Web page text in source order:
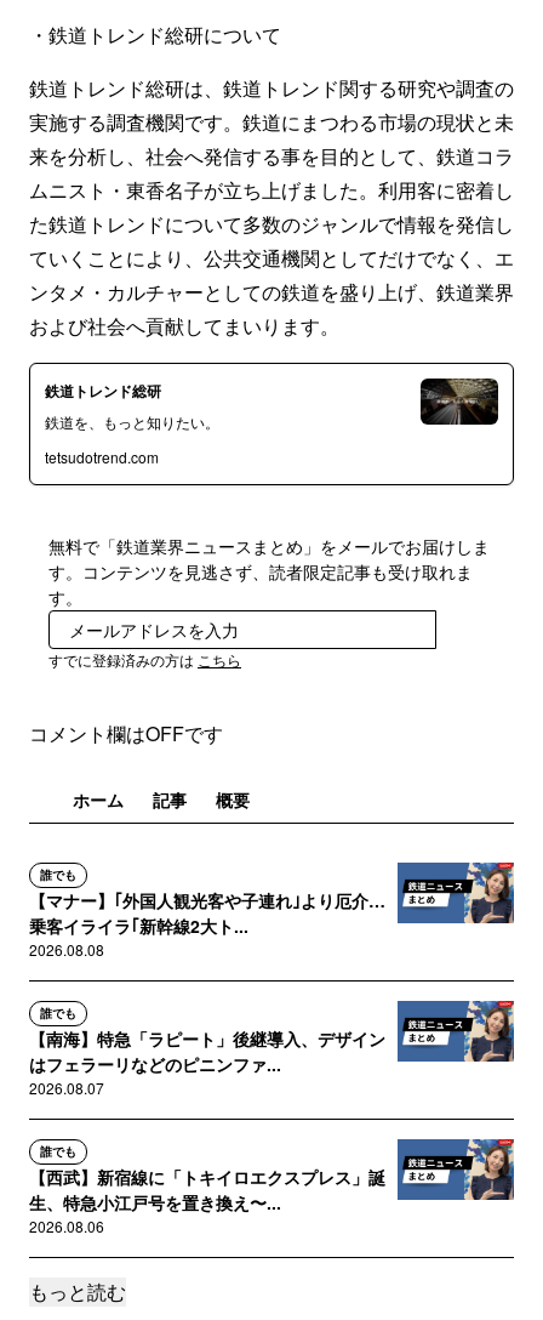
・鉄道トレンド総研について
鉄道トレンド総研は、鉄道トレンド関する研究や調査の
実施する調査機関です。鉄道にまつわる市場の現状と未
来を分析し、社会へ発信する事を目的として、鉄道コラ
ムニスト・東香名子が立ち上げました。利用客に密着し
た鉄道トレンドについて多数のジャンルで情報を発信し
ていくことにより、公共交通機関としてだけでなく、エ
ンタメ・カルチャーとしての鉄道を盛り上げ、鉄道業界
および社会へ貢献してまいります。
鉄道トレンド総研
鉄道を、もっと知りたい。
tetsudotrend.com
無料で「鉄道業界ニュースまとめ」をメールでお届けしま
す。コンテンツを見逃さず、読者限定記事も受け取れま
す。
すでに登録済みの方は こちら
コメント欄はOFFです
ホーム 記事 概要
誰でも
【マナー】｢外国人観光客や子連れ｣より厄介…
乗客イライラ｢新幹線2大ト...
2026.08.08
誰でも
【南海】特急「ラピート」後継導入、デザイン
はフェラーリなどのピニンファ...
2026.08.07
誰でも
【西武】新宿線に「トキイロエクスプレス」誕
生、特急小江戸号を置き換え〜...
2026.08.06
誰でも
もっと読む